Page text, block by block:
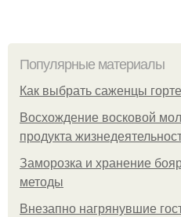
Популярные материалы
Как выбрать саженцы
Восхождение восковой
продукта
Заморозка и хранение
методы
Внезапно нагрянувшие